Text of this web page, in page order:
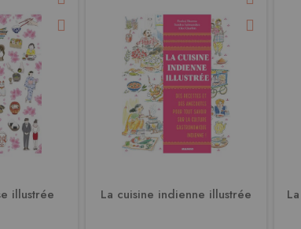
illustrée La cuisine indienne illustrée